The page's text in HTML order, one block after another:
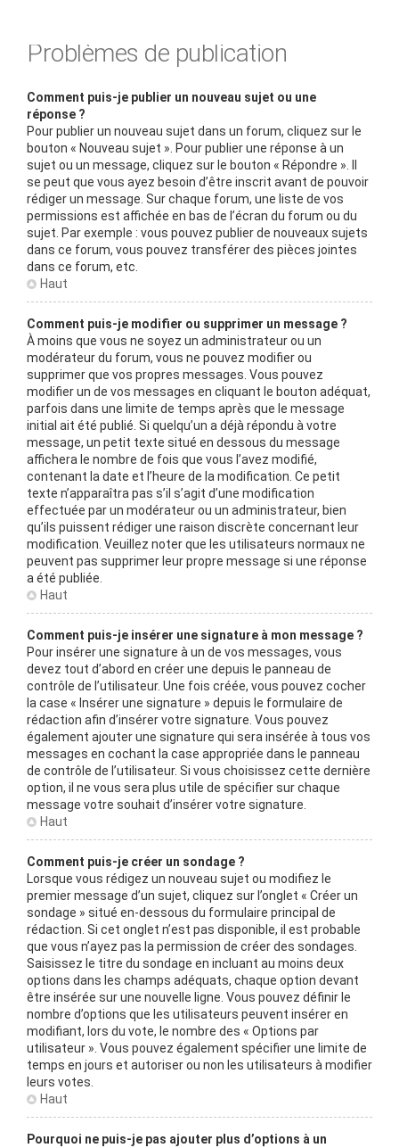
Problèmes de publication
Comment puis-je publier un nouveau sujet ou une
réponse ?
Pour publier un nouveau sujet dans un forum, cliquez sur le
bouton « Nouveau sujet ». Pour publier une réponse à un
sujet ou un message, cliquez sur le bouton « Répondre ». Il
se peut que vous ayez besoin d’être inscrit avant de pouvoir
rédiger un message. Sur chaque forum, une liste de vos
permissions est affichée en bas de l’écran du forum ou du
sujet. Par exemple : vous pouvez publier de nouveaux sujets
dans ce forum, vous pouvez transférer des pièces jointes
dans ce forum, etc.
Haut
Comment puis-je modifier ou supprimer un message ?
À moins que vous ne soyez un administrateur ou un
modérateur du forum, vous ne pouvez modifier ou
supprimer que vos propres messages. Vous pouvez
modifier un de vos messages en cliquant le bouton adéquat,
parfois dans une limite de temps après que le message
initial ait été publié. Si quelqu’un a déjà répondu à votre
message, un petit texte situé en dessous du message
affichera le nombre de fois que vous l’avez modifié,
contenant la date et l’heure de la modification. Ce petit
texte n’apparaîtra pas s’il s’agit d’une modification
effectuée par un modérateur ou un administrateur, bien
qu’ils puissent rédiger une raison discrète concernant leur
modification. Veuillez noter que les utilisateurs normaux ne
peuvent pas supprimer leur propre message si une réponse
a été publiée.
Haut
Comment puis-je insérer une signature à mon message ?
Pour insérer une signature à un de vos messages, vous
devez tout d’abord en créer une depuis le panneau de
contrôle de l’utilisateur. Une fois créée, vous pouvez cocher
la case « Insérer une signature » depuis le formulaire de
rédaction afin d’insérer votre signature. Vous pouvez
également ajouter une signature qui sera insérée à tous vos
messages en cochant la case appropriée dans le panneau
de contrôle de l’utilisateur. Si vous choisissez cette dernière
option, il ne vous sera plus utile de spécifier sur chaque
message votre souhait d’insérer votre signature.
Haut
Comment puis-je créer un sondage ?
Lorsque vous rédigez un nouveau sujet ou modifiez le
premier message d’un sujet, cliquez sur l’onglet « Créer un
sondage » situé en-dessous du formulaire principal de
rédaction. Si cet onglet n’est pas disponible, il est probable
que vous n’ayez pas la permission de créer des sondages.
Saisissez le titre du sondage en incluant au moins deux
options dans les champs adéquats, chaque option devant
être insérée sur une nouvelle ligne. Vous pouvez définir le
nombre d’options que les utilisateurs peuvent insérer en
modifiant, lors du vote, le nombre des « Options par
utilisateur ». Vous pouvez également spécifier une limite de
temps en jours et autoriser ou non les utilisateurs à modifier
leurs votes.
Haut
Pourquoi ne puis-je pas ajouter plus d’options à un